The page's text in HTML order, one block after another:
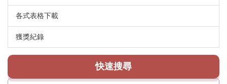
各式表格下載
獲獎紀錄
快速搜尋